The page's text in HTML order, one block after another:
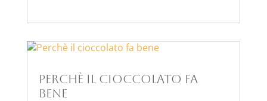
Perchè il cioccolato fa
bene